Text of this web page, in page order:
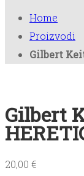
Home
Proizvodi
Gilbert
Gilbert
20,00 €